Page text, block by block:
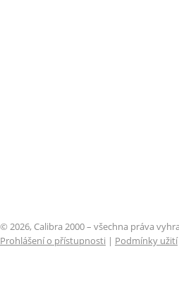
© 2026, Calibra 2000 – všechna práva
Prohlášení o přístupnosti | Podmínky užití